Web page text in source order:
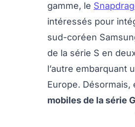
gamme, le
intéressés pour
sud-coréen
de la série S en
l’autre embarquant
Europe. Désormais,
mobiles de la série